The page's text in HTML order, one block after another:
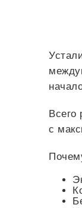
Всего
с